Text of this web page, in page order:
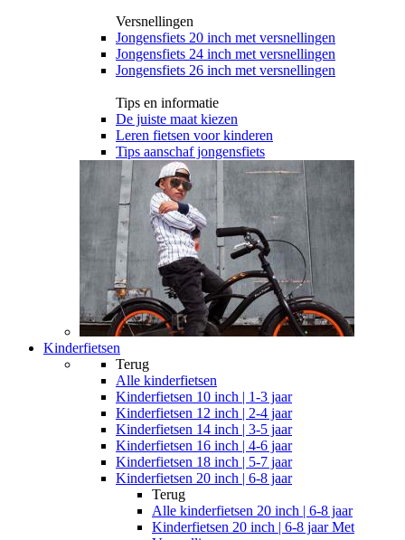
Versnellingen
Jongensfiets 20 inch met versnellingen
Jongensfiets 24 inch met versnellingen
Jongensfiets 26 inch met versnellingen
Tips en informatie
De juiste maat kiezen
Leren fietsen voor kinderen
Tips aanschaf jongensfiets
Kinderfietsen
Terug
Alle kinderfietsen
Kinderfietsen 10 inch | 1-3 jaar
Kinderfietsen 12 inch | 2-4 jaar
Kinderfietsen 14 inch | 3-5 jaar
Kinderfietsen 16 inch | 4-6 jaar
Kinderfietsen 18 inch | 5-7 jaar
Kinderfietsen 20 inch | 6-8 jaar
Terug
Alle kinderfietsen 20 inch | 6-8 jaar
Kinderfietsen 20 inch | 6-8 jaar Met